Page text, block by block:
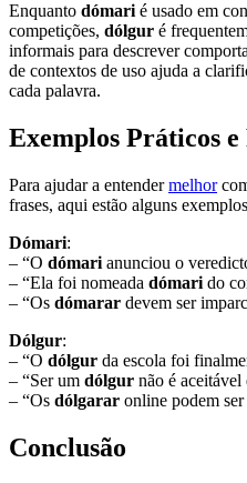
Enquanto dómari é usado em
competições, dólgur é
informais para descrever
de contextos de uso ajuda a
cada palavra.
Exemplos Práticos e
Para ajudar a entendermelhor
frases, aqui estão alguns
Dómari:
– “O dómari anunciou o
– “Ela foi nomeada dómari do
– “Os dómarar devem ser
Dólgur:
– “O dólgur da escola foi
– “Ser um dólgur não é
– “Os dólgarar online podem
Conclusão